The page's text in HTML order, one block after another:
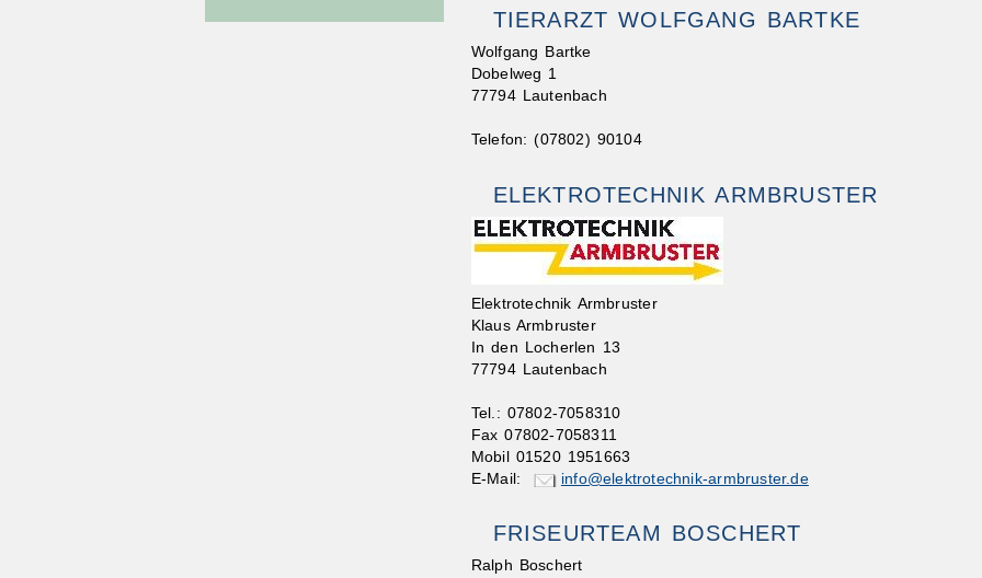
TIERARZT WOLFGANG BARTKE
Wolfgang Bartke
Dobelweg 1
77794 Lautenbach
Telefon: (07802) 90104
ELEKTROTECHNIK ARMBRUSTER
Elektrotechnik Armbruster
Klaus Armbruster
In den Locherlen 13
77794 Lautenbach
Tel.: 07802-7058310
Fax 07802-7058311
Mobil 01520 1951663
E-Mail:
info@elektrotechnik-armbruster.de
FRISEURTEAM BOSCHERT
Ralph Boschert